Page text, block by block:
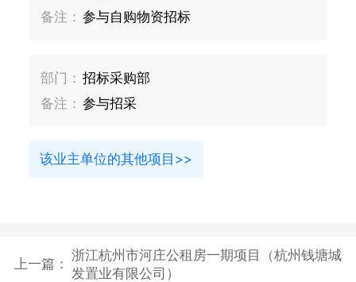
备注： 参与自购物资招标
部门： 招标采购部
备注： 参与招采
该业主单位的其他项目>>
上一篇：
浙江杭州市河庄公租房一期项目（杭州钱塘城
发置业有限公司）